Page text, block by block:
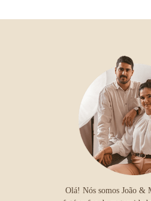
Olá! Nós somos João &